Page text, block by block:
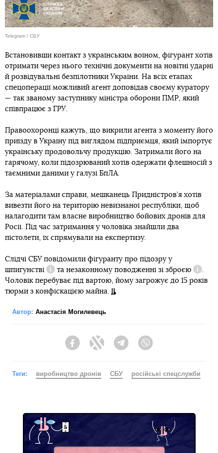
Telegram / СБУ
Встановивши контакт з українським воїном, фігурант хотів
отримати через нього технічні документи на новітні ударні
й розвідувальні безпілотники України. На всіх етапах
спецоперації можливий агент доповідав своєму куратору
— так званому заступнику міністра оборони ПМР, який
співпрацює з ГРУ.
Правоохоронці кажуть, що викрили агента з моменту його
приїзду в Україну під виглядом підприємця, який імпортує
українську продовольчу продукцію. Затримали його на
гарячому, коли підозрюваний хотів одержати флешносій з
таємними даними у галузі БпЛА.
За матеріалами справи, мешканець Придністров’я хотів
вивезти його на територію невизнаної республіки, щоб
налагодити там власне виробництво бойових дронів для
Росії. Під час затримання у чоловіка знайшли два
пістолети, їх спрямували на експертизу.
Слідчі СБУ повідомили фігуранту про підозру у
шпигунстві
Довідка
та незаконному поводженні зі зброєю
.
Чоловік перебуває під вартою, йому загрожує до 15 років
тюрми з конфіскацією майна.
Автор: Анастасія Могилевець
FacebookTwitter Telegram
Теги: виробництво дронів СБУ російські спецслужби